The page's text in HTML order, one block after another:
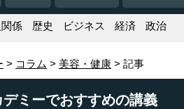
係 歴史 ビジネス 経済 政治
コラム 美容・健康 記事
ミーでおすすめの講義